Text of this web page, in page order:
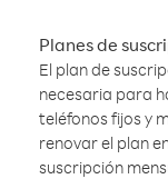
Planes de
El plan de
necesaria para
teléfonos fijos y
renovar el plan
suscripción